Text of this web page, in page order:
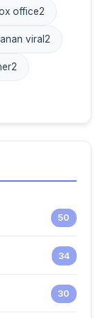
office2
viral 2
2
50
34
30